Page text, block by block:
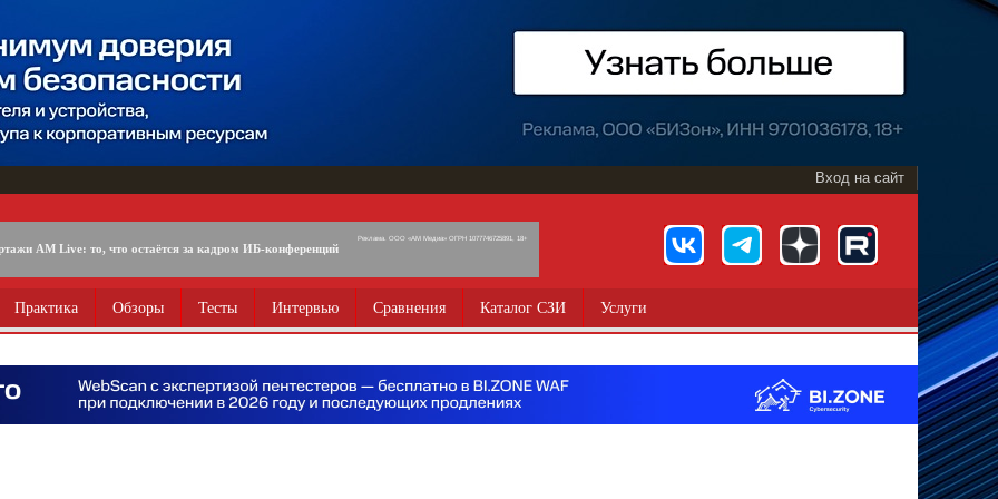
Вход на сайт
AM Live: то, что остаётся за кадром ИБ-конференций
Реклама. ООО «АМ Медиа» ОГРН 1077746725891, 18+
Практика Обзоры Тесты Интервью Сравнения Каталог СЗИ Услуги